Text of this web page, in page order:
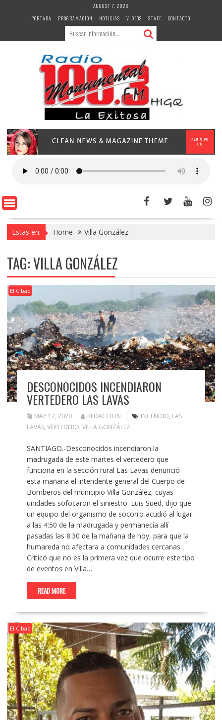
AUGUST 7, 2026
PORTADA
PROGRAMACIÓN NOTICIAS VIDEOS STAFF CONTACTO
Estas en: Home Villa González
TAG:VILLA GONZÁLEZ
El Cibao
DESCONOCIDOS INCENDIARON
VERTEDERO LAS LAVAS
MAY 12, 2020 REDACCION INCENDIO, LAS
LAVAS, VERTEDERO, VILLA GONZÁLEZ
SANTIAGO.-Desconocidos incendiaron la
madrugada de este martes el vertedero que
funciona en la sección rural Las Lavas denunció
esta mañana el intendente general del Cuerpo de
Bomberos del municipio Villa González, cuyas
unidades sofocaron el siniestro. Luis Sued, dijo que
un equipo del organismo de socorro acudió al lugar
a las 4:50 de la madrugada y permanecía allí
pasadas las 8:30 de la mañana de hoy, para que la
humareda no afectara a comunidades cercanas.
Criticó que no es la primera vez que ocurre este tipo
de eventos en Villa…
READ MORE
El Cibao